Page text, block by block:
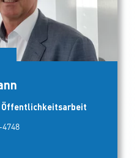
Öffentlichkeitsarbeit
4748